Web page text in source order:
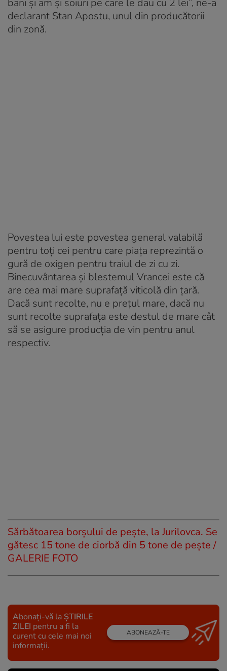
declarant Stan Apostu, unul din producătorii
din zonă.
Povestea lui este povestea general valabilă
pentru toți cei pentru care piața reprezintă o
gură de oxigen pentru traiul de zi cu zi.
Binecuvântarea și blestemul Vrancei este că
are cea mai mare suprafață viticolă din țară.
Dacă sunt recolte, nu e prețul mare, dacă nu
sunt recolte suprafața este destul de mare cât
să se asigure producția de vin pentru anul
respectiv.
Sărbătoarea borșului de pește, la Jurilovca. Se
gătesc 15 tone de ciorbă din 5 tone de pește /
GALERIE FOTO
Abonați-vă la ȘTIRILE
ZILEI pentru a fi la
curent cu cele mai noi
informații.
ABONEAZĂ-TE